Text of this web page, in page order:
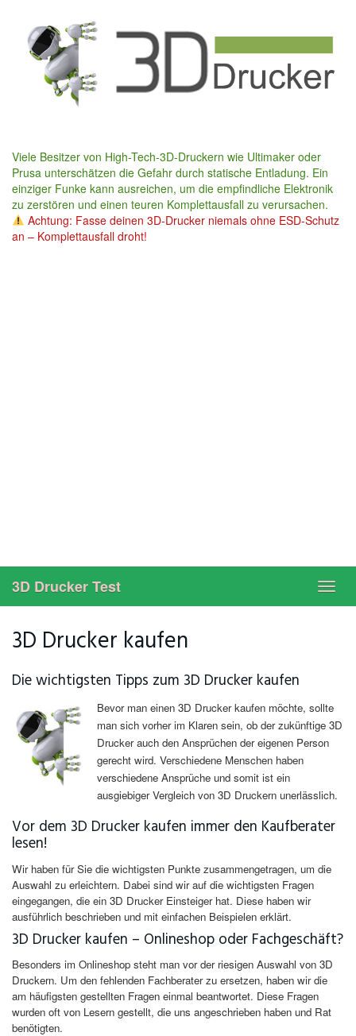
content
Viele Besitzer von High-Tech-3D-Druckern wie Ultimaker oder
Prusa unterschätzen die Gefahr durch statische Entladung. Ein
einziger Funke kann ausreichen, um die empfindliche Elektronik
zu zerstören und einen teuren Komplettausfall zu verursachen.
Achtung: Fasse deinen 3D-Drucker niemals ohne ESD-Schutz
an – Komplettausfall droht!
3D Drucker Test
3D Drucker kaufen
Die wichtigsten Tipps zum 3D Drucker kaufen
Bevor man einen 3D Drucker kaufen möchte, sollte
man sich vorher im Klaren sein, ob der zukünftige 3D
Drucker auch den Ansprüchen der eigenen Person
gerecht wird. Verschiedene Menschen haben
verschiedene Ansprüche und somit ist ein
ausgiebiger Vergleich von 3D Druckern unerlässlich.
Vor dem 3D Drucker kaufen immer den Kaufberater
lesen!
Wir haben für Sie die wichtigsten Punkte zusammengetragen, um die
Auswahl zu erleichtern. Dabei sind wir auf die wichtigsten Fragen
eingegangen, die ein 3D Drucker Einsteiger hat. Diese haben wir
ausführlich beschrieben und mit einfachen Beispielen erklärt.
3D Drucker kaufen – Onlineshop oder Fachgeschäft?
Besonders im Onlineshop steht man vor der riesigen Auswahl von 3D
Druckern. Um den fehlenden Fachberater zu ersetzen, haben wir die
am häufigsten gestellten Fragen einmal beantwortet. Diese Fragen
wurden oft von Lesern gestellt, die uns angeschrieben haben und Rat
benötigten.